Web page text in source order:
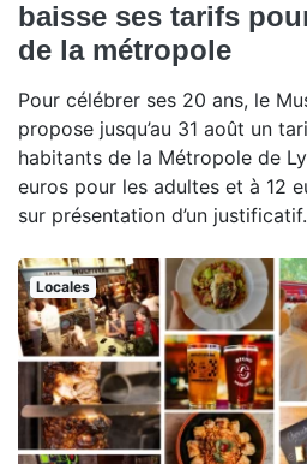
baisse ses tarifs
de la métropole
Pour célébrer ses 20 ans, le
propose jusqu’au 31 août un
habitants de la Métropole de
euros pour les adultes et à 12
sur présentation d’un justificatif.
Locales